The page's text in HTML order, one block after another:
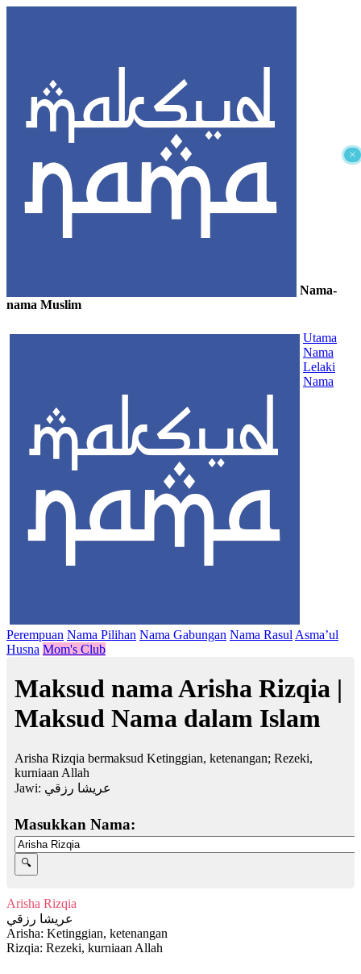
×
Nama-
nama Muslim
Utama
Nama
Lelaki
Nama
Perempuan Nama Pilihan Nama Gabungan Nama Rasul Asma’ul
Husna Mom's Club
Maksud nama Arisha Rizqia |
Maksud Nama dalam Islam
Arisha Rizqia bermaksud Ketinggian, ketenangan; Rezeki,
kurniaan Allah
Jawi: عريشا رزقي
Masukkan Nama:
Arisha Rizqia
عريشا رزقي
Arisha: Ketinggian, ketenangan
Rizqia: Rezeki, kurniaan Allah